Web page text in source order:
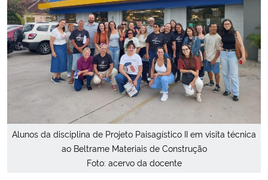
Banco Central do Brasil
Planalto
Alunos da disciplina de Projeto Paisagístico II em visita técnica
ao Beltrame Materiais de Construção
Foto: acervo da docente